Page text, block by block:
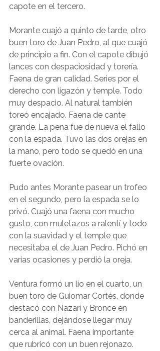
capote en el tercero.
Morante cuajó a quinto de tarde, otro
buen toro de Juan Pedro, al que cuajó
de principio a fin. Con el capote dibujó
lances con despaciosidad y torería.
Faena de gran calidad. Series por el
derecho con ligazón y temple. Todo
muy despacio. Al natural también
toreó encajado. Faena de cante
grande. La pena fue de nueva el fallo
con la espada. Tuvo las dos orejas en
la mano, pero todo se quedó en una
fuerte ovación.
Pudo antes Morante pasear un trofeo
en el segundo, pero la espada se lo
privó. Cuajó una faena con mucho
gusto, con muletazos a ralentí y todo
con la suavidad y el temple que
necesitaba el de Juan Pedro. Pichó en
varias ocasiones y perdió la oreja.
Ventura formó un lío en el cuarto, un
buen toro de Guiomar Cortés, donde
destacó con Nazarí y Bronce en
banderillas, dejándose llegar muy
cerca al animal. Faena importante
que rubricó con un buen rejonazo.